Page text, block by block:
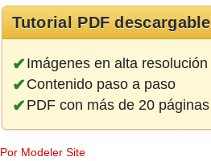
Tutorial PDF descargable
Imágenes en alta resolución
Contenido paso a paso
PDF con más de 20 páginas
Por Modeler Site